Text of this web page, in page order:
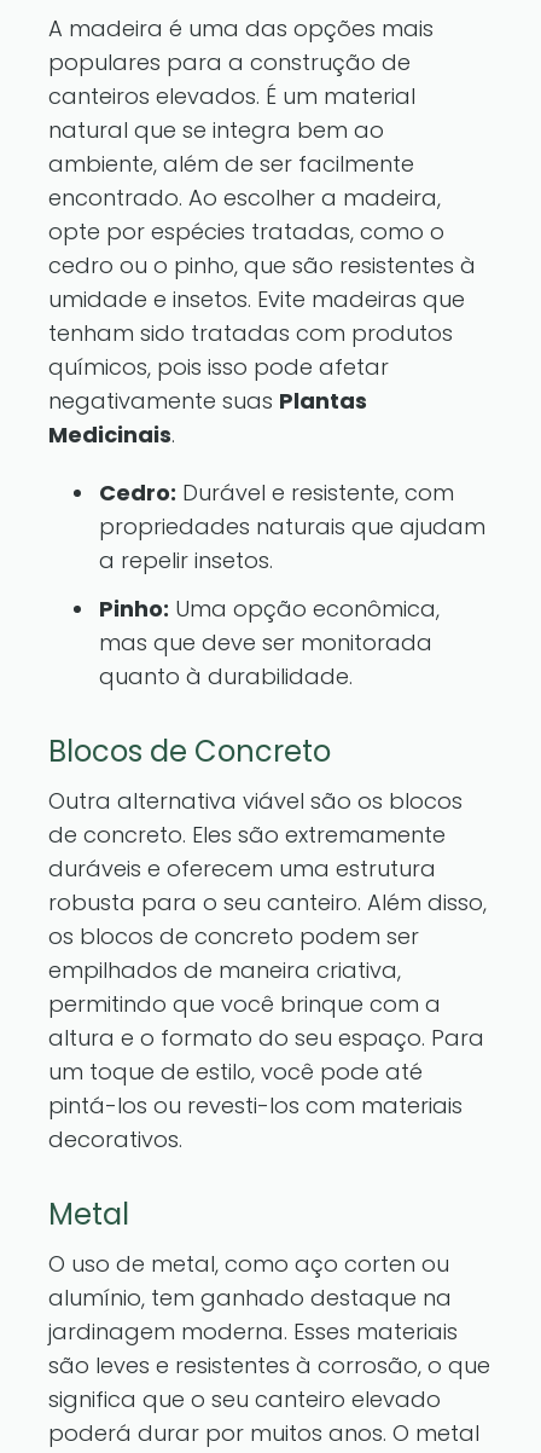
A madeira é uma das opções mais
populares para a construção de
canteiros elevados. É um material
natural que se integra bem ao
ambiente, além de ser facilmente
encontrado. Ao escolher a madeira,
opte por espécies tratadas, como o
cedro ou o pinho, que são resistentes à
umidade e insetos. Evite madeiras que
tenham sido tratadas com produtos
químicos, pois isso pode afetar
negativamente suas Plantas
Medicinais.
Cedro: Durável e resistente, com
propriedades naturais que ajudam
a repelir insetos.
Pinho: Uma opção econômica,
mas que deve ser monitorada
quanto à durabilidade.
Blocos de Concreto
Outra alternativa viável são os blocos
de concreto. Eles são extremamente
duráveis e oferecem uma estrutura
robusta para o seu canteiro. Além disso,
os blocos de concreto podem ser
empilhados de maneira criativa,
permitindo que você brinque com a
altura e o formato do seu espaço. Para
um toque de estilo, você pode até
pintá-los ou revesti-los com materiais
decorativos.
Metal
O uso de metal, como aço corten ou
alumínio, tem ganhado destaque na
jardinagem moderna. Esses materiais
são leves e resistentes à corrosão, o que
significa que o seu canteiro elevado
poderá durar por muitos anos. O metal